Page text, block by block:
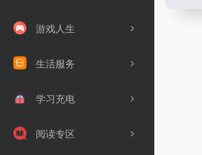
游戏人生
生活服务
学习充电
阅读专区